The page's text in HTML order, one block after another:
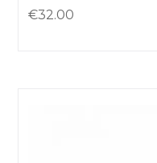
€32.00